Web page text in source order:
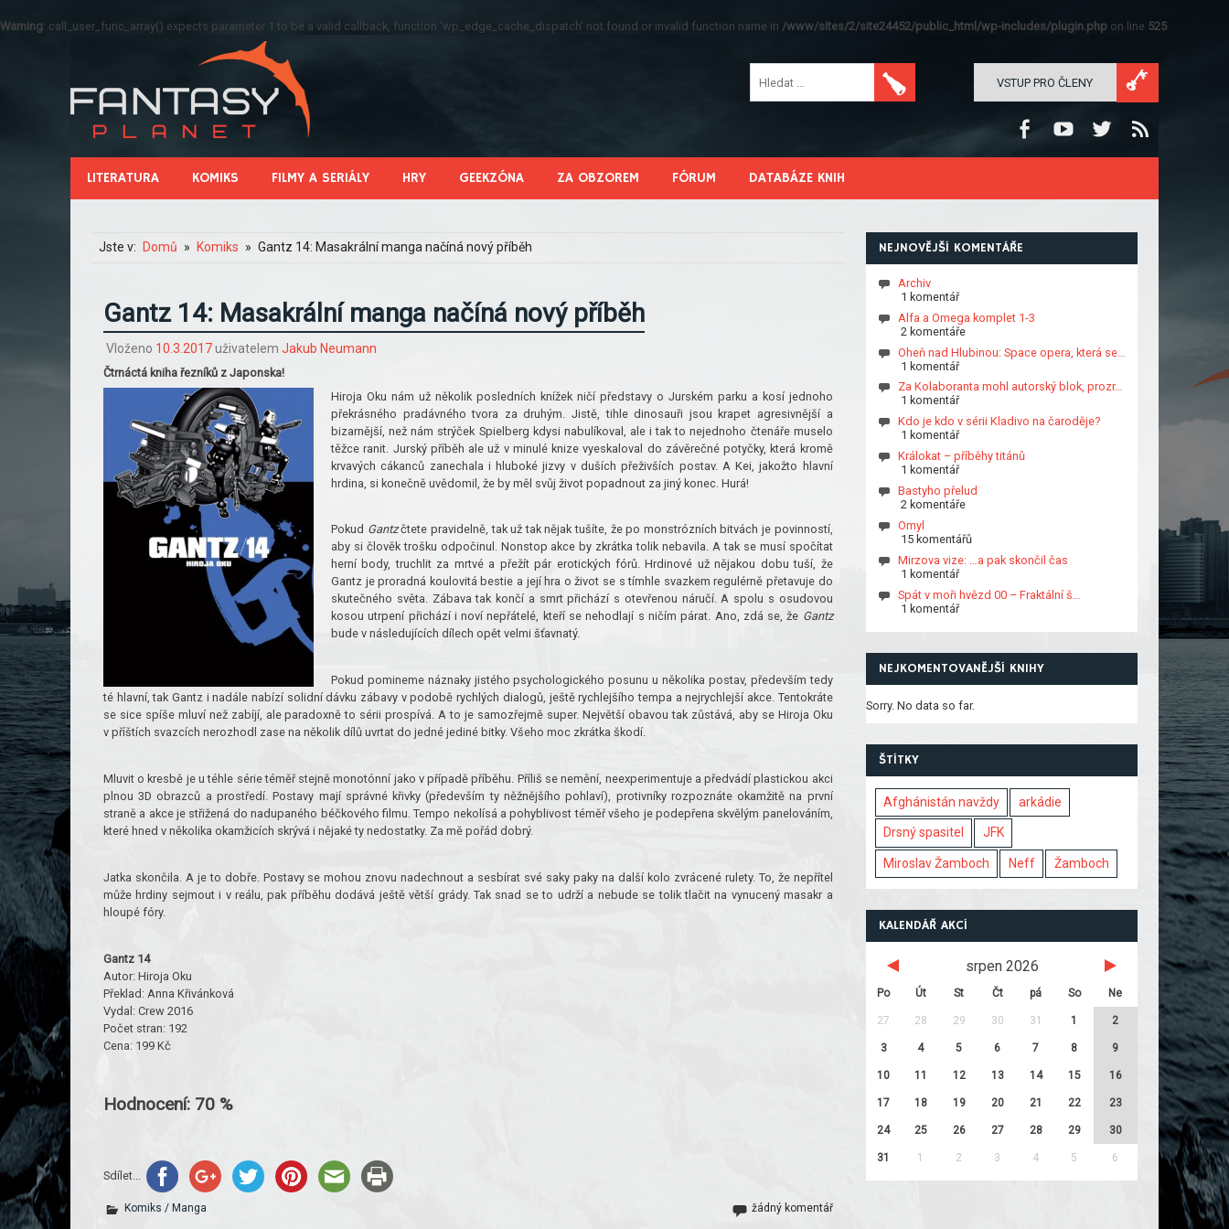
Warning: call_user_func_array() expects parameter 1 to be a valid callback, function 'wp_edge_cache_dispatch' not found or invalid function name in /www/sites/2/site24452/public_html/wp-includes/plugin.php on line 525
VSTUP PRO ČLENY
LITERATURA KOMIKS FILMY A SERIÁLY HRY GEEKZÓNA ZA OBZOREM FÓRUM DATABÁZE KNIH
Jste v: Domů Komiks Gantz 14: Masakrální manga načíná nový příběh
Gantz 14: Masakrální manga načíná nový příběh
Vloženo 10.3.2017uživatelem Jakub Neumann
Čtrnáctá kniha řezníků z Japonska!
Hiroja Oku nám už několik posledních knížek ničí představy o Jurském parku a kosí jednoho
překrásného pradávného tvora za druhým. Jistě, tihle dinosauři jsou krapet agresivnější a
bizarnější, než nám strýček Spielberg kdysi nabulíkoval, ale i tak to nejednoho čtenáře muselo
těžce ranit. Jurský příběh ale už v minulé knize vyeskaloval do závěrečné potyčky, která kromě
krvavých cákanců zanechala i hluboké jizvy v duších přeživších postav. A Kei, jakožto hlavní
hrdina, si konečně uvědomil, že by měl svůj život popadnout za jiný konec. Hurá!
Pokud Gantzčtete pravidelně, tak už tak nějak tušíte, že po monstrózních bitvách je povinností,
aby si člověk trošku odpočinul. Nonstop akce by zkrátka tolik nebavila. A tak se musí spočítat
herní body, truchlit za mrtvé a přežít pár erotických fórů. Hrdinové už nějakou dobu tuší, že
Gantz je proradná koulovitá bestie a její hra o život se s tímhle svazkem regulérně přetavuje do
skutečného světa. Zábava tak končí a smrt přichází s otevřenou náručí. A spolu s osudovou
kosou utrpení přichází i noví nepřátelé, kteří se nehodlají s ničím párat. Ano, zdá se, že Gantz
bude v následujících dílech opět velmi šťavnatý.
Pokud pomineme náznaky jistého psychologického posunu u několika postav, především tedy
té hlavní, tak Gantz i nadále nabízí solidní dávku zábavy v podobě rychlých dialogů, ještě rychlejšího tempa a nejrychlejší akce. Tentokráte
se sice spíše mluví než zabíjí, ale paradoxně to sérii prospívá. A to je samozřejmě super. Největší obavou tak zůstává, aby se Hiroja Oku
v příštích svazcích nerozhodl zase na několik dílů uvrtat do jedné jediné bitky. Všeho moc zkrátka škodí.
Mluvit o kresbě je u téhle série téměř stejně monotónní jako v případě příběhu. Příliš se nemění, neexperimentuje a předvádí plastickou akci
plnou 3D obrazců a prostředí. Postavy mají správné křivky (především ty něžnějšího pohlaví), protivníky rozpoznáte okamžitě na první
straně a akce je střižená do nadupaného béčkového filmu. Tempo nekolísá a pohyblivost téměř všeho je podepřena skvělým panelováním,
které hned v několika okamžicích skrývá i nějaké ty nedostatky. Za mě pořád dobrý.
Jatka skončila. A je to dobře. Postavy se mohou znovu nadechnout a sesbírat své saky paky na další kolo zvrácené rulety. To, že nepřítel
může hrdiny sejmout i v reálu, pak příběhu dodává ještě větší grády. Tak snad se to udrží a nebude se tolik tlačit na vynucený masakr a
hloupé fóry.
Gantz 14
Autor: Hiroja Oku
Překlad: Anna Křivánková
Vydal: Crew 2016
Počet stran: 192
Cena: 199 Kč
Hodnocení: 70 %
Sdílet...
Komiks / Manga žádný komentář
NEJNOVĚJŠÍ KOMENTÁŘE
Archiv
1 komentář
Alfa a Omega komplet 1-3
2 komentáře
Oheň nad Hlubinou: Space opera, která se…
1 komentář
Za Kolaboranta mohl autorský blok, prozr…
1 komentář
Kdo je kdo v sérii Kladivo na čaroděje?
1 komentář
Králokat – příběhy titánů
1 komentář
Bastyho přelud
2 komentáře
Omyl
15 komentářů
Mirzova vize: …a pak skončil čas
1 komentář
Spát v moři hvězd 00 – Fraktální š…
1 komentář
NEJKOMENTOVANĚJŠÍ KNIHY
Sorry. No data so far.
ŠTÍTKY
Afghánistán navždy arkádie
Drsný spasitel JFK
Miroslav Žamboch Neff Žamboch
KALENDÁŘ AKCÍ
srpen 2026
Po Út St Čt pá So Ne
27 28 29 30 31 1 2
3 4 5 6 7 8 9
10 11 12 13 14 15 16
17 18 19 20 21 22 23
24 25 26 27 28 29 30
31 1 2 3 4 5 6